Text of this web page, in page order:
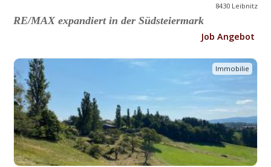
8430 Leibnitz
RE/MAX expandiert in der Südsteiermark
Job Angebot
Immobilie